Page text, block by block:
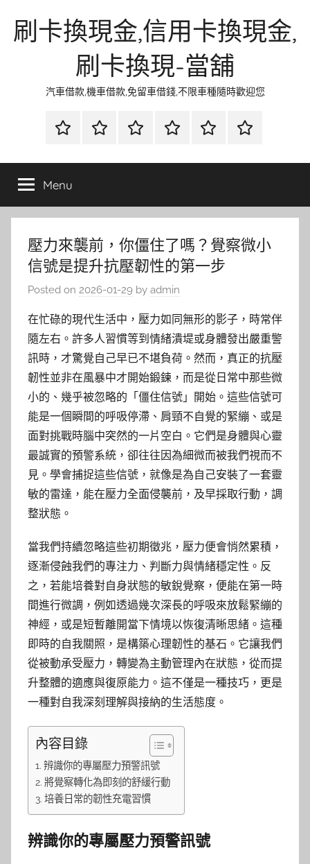
刷卡換現金,信用卡換現金,
刷卡換現-當舖
汽車借款,機車借款,免留車借錢,不限車種隨時歡迎您
首
當
金
網
資
流
時
環
清
聯
徵
Menu
壓力來襲前，你僵住了嗎？覺察微小
信號是提升抗壓韌性的第一步
Posted on 2026-01-29 by admin
在忙碌的現代生活中，壓力如同無形的影子，時常伴
隨左右。許多人習慣等到情緒潰堤或身體發出嚴重警
訊時，才驚覺自己早已不堪負荷。然而，真正的抗壓
韌性並非在風暴中才開始鍛鍊，而是從日常中那些微
小的、幾乎被忽略的「僵住信號」開始。這些信號可
能是一個瞬間的呼吸停滯、肩頸不自覺的緊繃、或是
面對挑戰時腦中突然的一片空白。它們是身體與心靈
最誠實的預警系統，卻往往因為細微而被我們視而不
見。學會捕捉這些信號，就像是為自己安裝了一套靈
敏的雷達，能在壓力全面侵襲前，及早採取行動，調
整狀態。
當我們持續忽略這些初期徵兆，壓力便會悄然累積，
逐漸侵蝕我們的專注力、判斷力與情緒穩定性。反
之，若能培養對自身狀態的敏銳覺察，便能在第一時
間進行微調，例如透過幾次深長的呼吸來放鬆緊繃的
神經，或是短暫離開當下情境以恢復清晰思緒。這種
即時的自我關照，是構築心理韌性的基石。它讓我們
從被動承受壓力，轉變為主動管理內在狀態，從而提
升整體的適應與復原能力。這不僅是一種技巧，更是
一種對自我深刻理解與接納的生活態度。
內容目錄
辨識你的專屬壓力預警訊號
將覺察轉化為即刻的舒緩行動
培養日常的韌性充電習慣
辨識你的專屬壓力預警訊號